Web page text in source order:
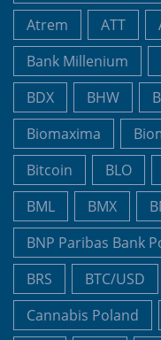
Atrem
ATT
Bank Millenium
BDX
BHW
Biomaxima
Bitcoin
BLO
BML
BMX
BNP Paribas Bank
BRS
BTC/USD
Cannabis Poland